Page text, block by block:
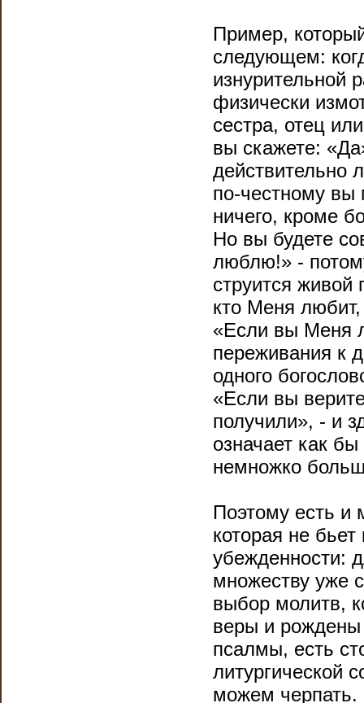
Пример,
следующем:
изнурительной
физически
сестра, отец
вы скажете:
действительно
по-честному вы
ничего, кроме
Но вы будете
люблю!» -
струится живой
кто Меня любит,
«Если вы Меня
переживания к
одного
«Если вы
получили», - и
означает как
немножко
Поэтому есть и
которая не
убежденности:
множеству уже
выбор молитв,
веры и
псалмы, есть
литургической
можем черпать.